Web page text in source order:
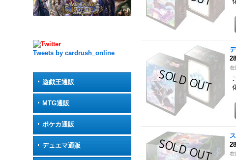
Tweets by cardrush_online
遊戯王通販
MTG通販
ポケカ通販
デュエマ通販
在
在